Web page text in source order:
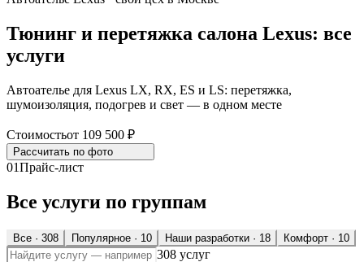
Тюнинг и перетяжка салона Lexus: все
услуги
Автоателье для Lexus LX, RX, ES и LS: перетяжка,
шумоизоляция, подогрев и свет — в одном месте
Стоимостьот 109 500 ₽
Рассчитать по фото
01Прайс-лист
Все услуги по группам
Все · 308 Популярное · 10 Наши разработки · 18 Комфорт · 10
308 услуг